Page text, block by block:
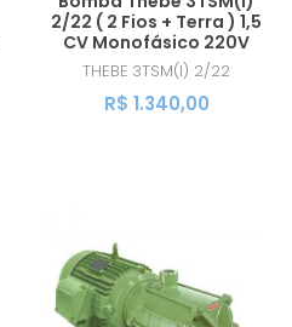
2/22 ( 2 Fios + Terra ) 1,5
CV Monofásico 220V
THEBE 3TSM(I) 2/22
R$ 1.340,00